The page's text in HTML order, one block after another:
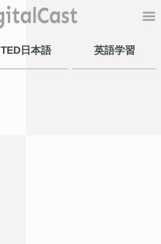
TED日本語 英語学習